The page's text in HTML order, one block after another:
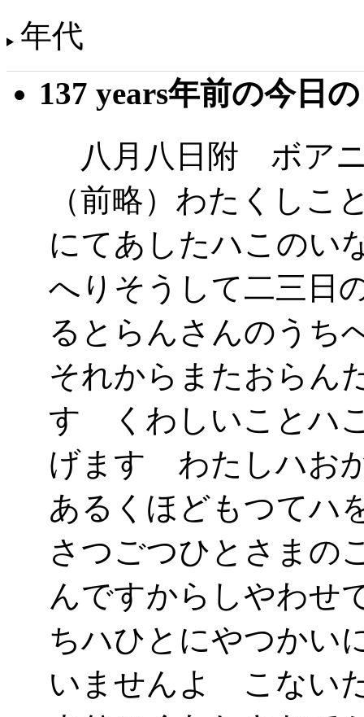
年代
137 years年前の今日
八月八日附 ボア
（前略）わたくしこ
にてあしたハこのい
へりそうして二三日
るとらんさんのう
それからまたおらん
す くわしいことハ
げます わたしハお
あるくほどもつてハ
さつごつひとさまの
んですからしやわ
ちハひとにやつかい
いませんよ こない